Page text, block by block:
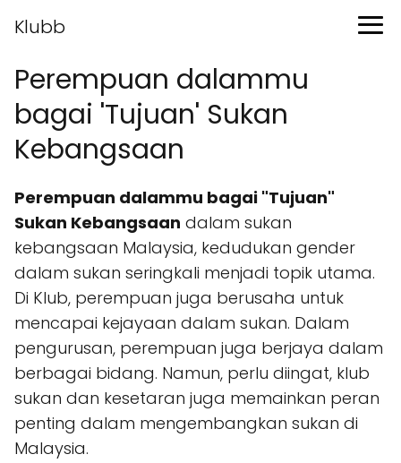
Klubb
Perempuan dalammu
bagai 'Tujuan' Sukan
Kebangsaan
Perempuan dalammu bagai "Tujuan"
Sukan Kebangsaan dalam sukan
kebangsaan Malaysia, kedudukan gender
dalam sukan seringkali menjadi topik utama.
Di Klub, perempuan juga berusaha untuk
mencapai kejayaan dalam sukan. Dalam
pengurusan, perempuan juga berjaya dalam
berbagai bidang. Namun, perlu diingat, klub
sukan dan kesetaran juga memainkan peran
penting dalam mengembangkan sukan di
Malaysia.